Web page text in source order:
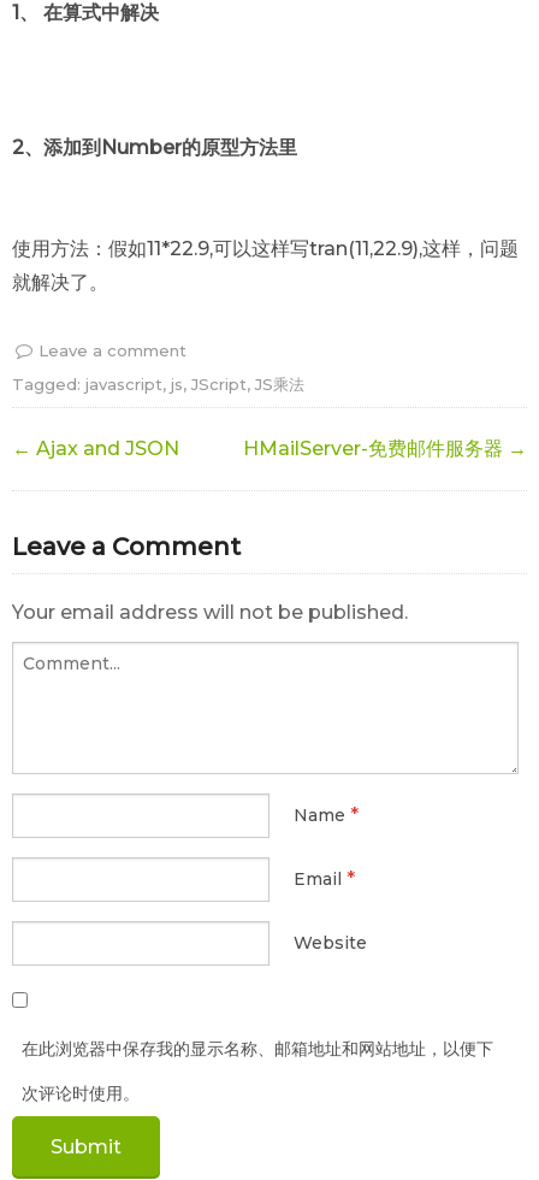
1、 在算式中解决
2、添加到Number的原型方法里
使用方法：假如11*22.9,可以这样写tran(11,22.9),这样，问题
就解决了。
Leave a comment
Tagged: javascript, js, JScript, JS乘法
← Ajax and JSON HMailServer-免费邮件服务器 →
Leave a Comment
Your email address will not be published.
Name *
Email *
Website
在此浏览器中保存我的显示名称、邮箱地址和网站地址，以便下
次评论时使用。